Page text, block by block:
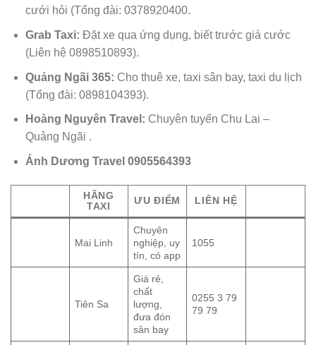
cưới hỏi (Tổng đài: 0378920400.
Grab Taxi: Đặt xe qua ứng dụng, biết trước giá cước
(Liên hệ 0898510893).
Quảng Ngãi 365: Cho thuê xe, taxi sân bay, taxi du lịch
(Tổng đài: 0898104393).
Hoàng Nguyên Travel: Chuyên tuyến Chu Lai –
Quảng Ngãi .
Ánh Dương Travel 0905564393
HÃNG
TAXI
ƯU ĐIỂM LIÊN HỆ
Mai Linh
Chuyên
nghiệp, uy
tín, có app
1055
Tiên Sa
Giá rẻ,
chất
lượng,
đưa đón
sân bay
0255 3 79
79 79